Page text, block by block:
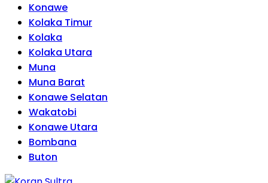
Konawe
Kolaka Timur
Kolaka
Kolaka Utara
Muna
Muna Barat
Konawe Selatan
Wakatobi
Konawe Utara
Bombana
Buton